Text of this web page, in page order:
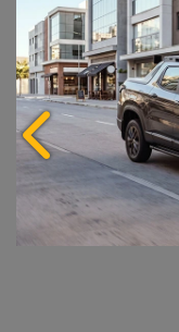
Anterior